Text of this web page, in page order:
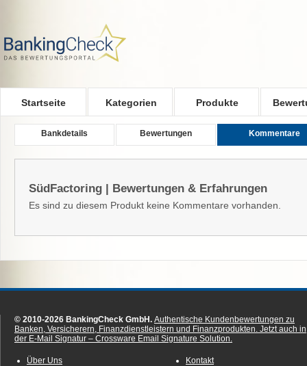
Startseite Kategorien Produkte
Bankdetails Bewertungen Kommentare
SüdFactoring | Bewertungen & Erfahrungen
Es sind zu diesem Produkt keine Kommentare vorhanden.
© 2010-2026 BankingCheck GmbH. Authentische Kundenbewertungen zu
Banken, Versicherern, Finanzdienstleistern und Finanzprodukten. Jetzt auch in
der E-Mail Signatur – Crossware Email Signature Solution.
Über Uns
Kontakt